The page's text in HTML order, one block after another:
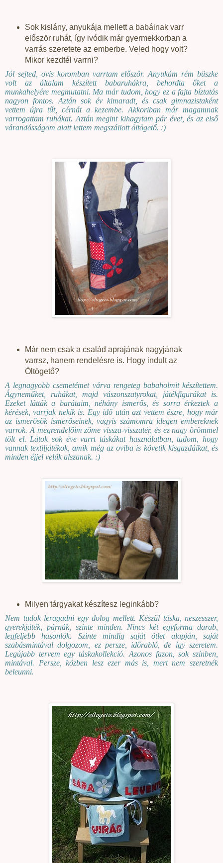
Sok kislány, anyukája mellett a babáinak varr
először ruhát, így ivódik már gyermekkorban a
varrás szeretete az emberbe. Veled hogy volt?
Mikor kezdtél varrni?
Jól sejted, ovis koromban varrtam először. Anyukám rém büszke
volt az általam készített babaruhákra, behordta őket a
munkahelyére megmutatni. Ma már tudom, hogy ez a fajta bíztatás
nagyon fontos. Aztán sok év kimaradt, és csak gimnazistaként
vettem újra tűt, cérnát a kezembe. Akkoriban már magamnak
varrogattam ruhákat. Aztán megint kihagytam pár évet, és az első
várandósságom alatt lettem megszállott öltögető. :)
Már nem csak a család aprajának nagyjának
varrsz, hanem rendelésre is. Hogy indult az
Öltögető?
A legnagyobb csemetémet várva rengeteg babaholmit készítettem.
Ágyneműket, ruhákat, majd vászonszatyrokat, játékfigurákat is.
Ezeket látták a barátaim, néhány ismerős, és sorra érkeztek a
kérések, varrjak nekik is. Egy idő után azt vettem észre, hogy már
az ismerősök ismerőseinek, vagyis számomra idegen embereknek
varrok. A megrendelőim zöme vissza-visszatér, és ez nagy örömmel
tölt el. Látok sok éve varrt táskákat használatban, tudom, hogy
vannak textiljátékok, amik még az oviba is követik kisgazdáikat, és
minden éjjel velük alszanak. :)
Milyen tárgyakat készítesz leginkább?
Nem tudok leragadni egy dolog mellett. Készül táska, neszesszer,
gyerekjáték, párnák, szinte minden. Nincs két egyforma darab,
legfeljebb hasonlók. Szinte mindig saját ötlet alapján, saját
szabásmintával dolgozom, ez persze, időrabló, de így szeretem.
Legújabb tervem egy táskakollekció. Azonos fazon, sok színben,
mintával. Persze, közben lesz ezer más is, mert nem szeretnék
beleunni.